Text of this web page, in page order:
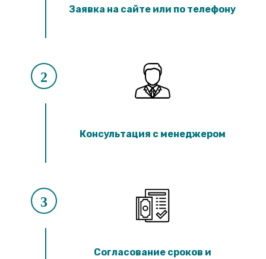
Лотки ЛК 75.60.60
Лотки ЛК 300.150.45
Лотки ЛК 75.120.45
Лотки ЛК 75.90.45
Лотки ЛК 300.60.45
Лотки ЛК 75.60.30
Лотки ЛК 300.60.30
Лотки ЛК 75.45.30
Лотки ЛК 300.45.30
Заявка на сайте или по телефону
2
Консультация с менеджером
3
Согласование сроков и